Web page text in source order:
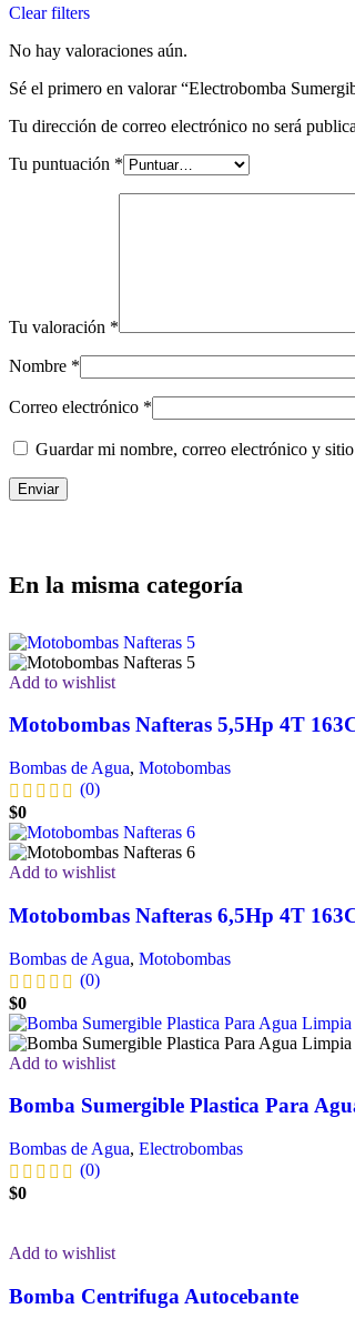
Clear filters
No hay valoraciones aún.
Sé el primero en valorar “Electrobomba
Tu dirección de correo electrónico no será
Tu puntuación *
Tu valoración *
Nombre *
Correo electrónico *
Guardar mi nombre, correo electrónico y
En la misma categoría
Add to wishlist
Motobombas Nafteras 5,5Hp 4T
Bombas de Agua, Motobombas
(0)
$0
Add to wishlist
Motobombas Nafteras 6,5Hp 4T
Bombas de Agua, Motobombas
(0)
$0
Add to wishlist
Bomba Sumergible Plastica Para
Bombas de Agua, Electrobombas
(0)
$0
Add to wishlist
Bomba Centrifuga Autocebante